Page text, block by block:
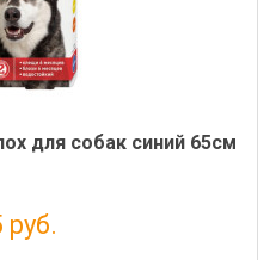
для собак синий 65см
руб.